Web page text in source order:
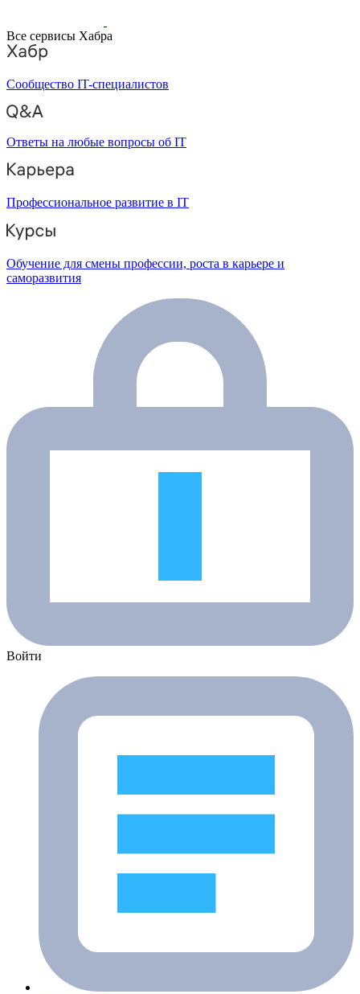
Все сервисы Хабра
Сообщество IT-специалистов
Ответы на любые вопросы об IT
Профессиональное развитие в IT
Обучение для смены профессии, роста в карьере и
саморазвития
Войти